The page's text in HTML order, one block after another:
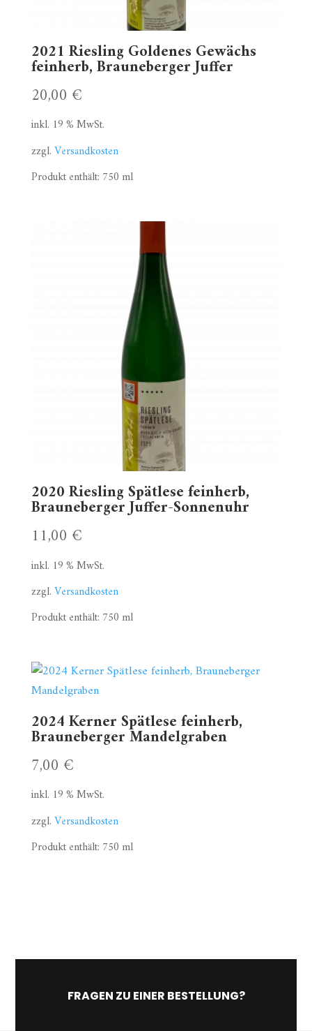
2021 Riesling Goldenes Gewächs
feinherb, Brauneberger Juffer
20,00 €
inkl. 19 % MwSt.
zzgl.Versandkosten
Produkt enthält: 750 ml
2020 Riesling Spätlese feinherb,
Brauneberger Juffer-Sonnenuhr
11,00 €
inkl. 19 % MwSt.
zzgl.Versandkosten
Produkt enthält: 750 ml
2024 Kerner Spätlese feinherb,
Brauneberger Mandelgraben
7,00 €
inkl. 19 % MwSt.
zzgl.Versandkosten
Produkt enthält: 750 ml
FRAGEN ZU EINER BESTELLUNG?